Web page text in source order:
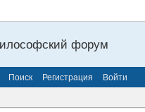
форум
Поиск Регистрация Войти